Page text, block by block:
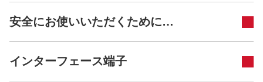
安全にお使いいただくために…
インターフェース端子